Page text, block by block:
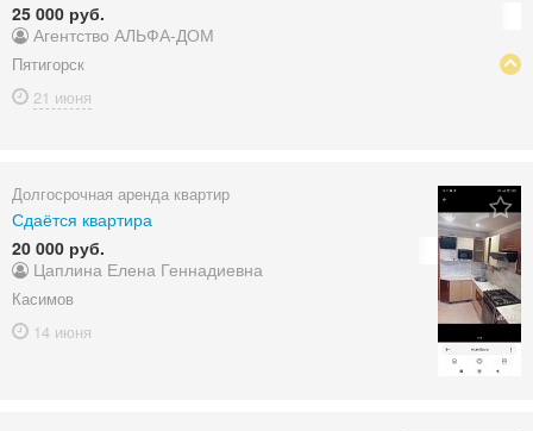
25 000 руб.
Агентство АЛЬФА-ДОМ
Пятигорск
21 июня
Долгосрочная аренда квартир
Сдаётся квартира
20 000 руб.
Цаплина Елена Геннадиевна
Касимов
14 июня